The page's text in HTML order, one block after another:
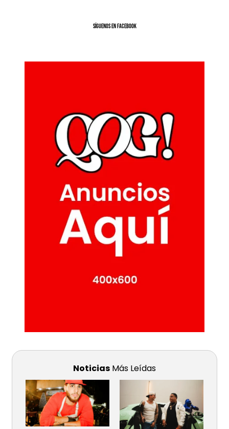
SíGUENOS EN FACEBOOK
Noticias Más Leídas